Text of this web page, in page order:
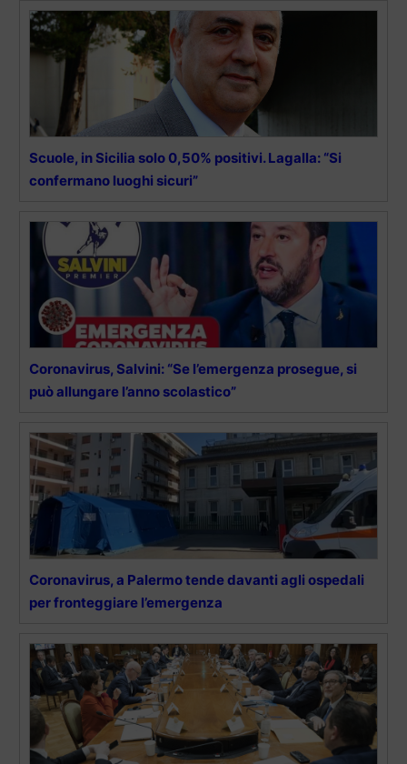
Scuole, in Sicilia solo 0,50% positivi. Lagalla: “Si
confermano luoghi sicuri”
Coronavirus, Salvini: “Se l’emergenza prosegue, si
può allungare l’anno scolastico”
Coronavirus, a Palermo tende davanti agli ospedali
per fronteggiare l’emergenza